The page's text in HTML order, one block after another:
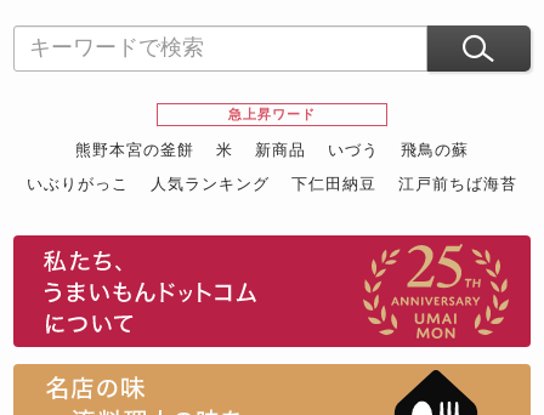
急上昇ワード
熊野本宮の釜餅 米 新商品 いづう
飛鳥の蘇
いぶりがっこ
人気ランキング 下仁田納豆
江戸前ちば海苔